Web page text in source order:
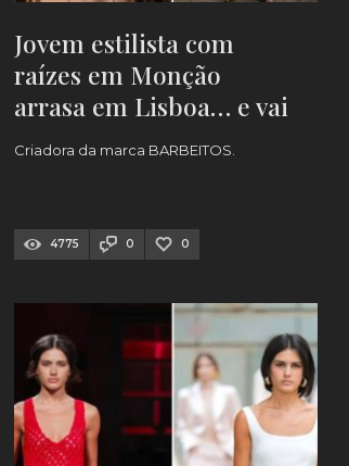
Jovem estilista com
raízes em Monção
arrasa em Lisboa… e vai
vestir famosos nos
Criadora da marca BARBEITOS.
4775 0 0